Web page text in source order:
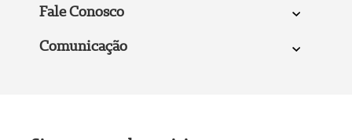
Fale Conosco
Comunicação